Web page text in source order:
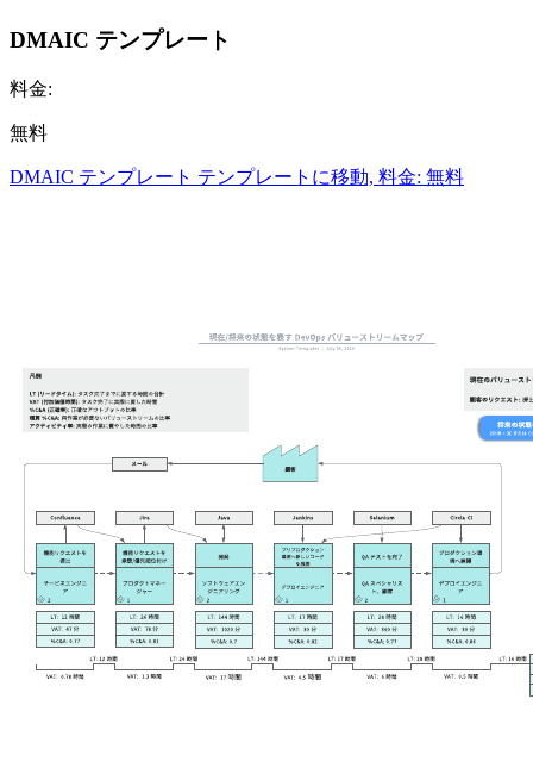
DMAIC テンプレート
料金:
無料
DMAIC テンプレート テンプレートに移動, 料金: 無料